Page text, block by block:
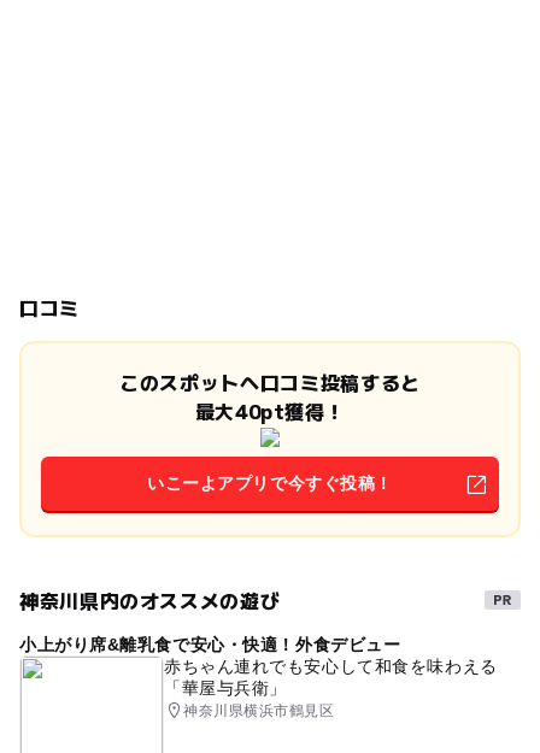
口コミ
このスポットへ口コミ投稿すると
最大40pt獲得！
いこーよアプリで今すぐ投稿！
神奈川県内のオススメの遊び
小上がり席&離乳食で安心・快適！外食デビュー
赤ちゃん連れでも安心して和食を味わえる
「華屋与兵衛」
神奈川県横浜市鶴見区